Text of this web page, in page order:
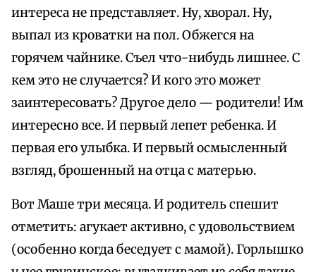
интереса не представляет. Ну, хворал. Ну,
выпал из кроватки на пол. Обжегся на
горячем чайнике. Съел что-нибудь лишнее. С
кем это не случается? И кого это может
заинтересовать? Другое дело — родители! Им
интересно все. И первый лепет ребенка. И
первая его улыбка. И первый осмысленный
взгляд, брошенный на отца с матерью.
Вот Маше три месяца. И родитель спешит
отметить: агукает активно, с удовольствием
(особенно когда беседует с мамой). Горлышко